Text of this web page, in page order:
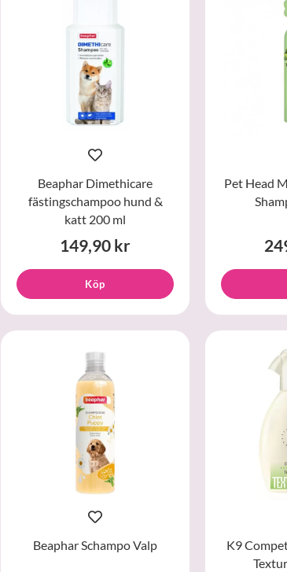
Beaphar Dimethicare
fästingschampoo hund &
katt 200 ml
149,90 kr
Köp
Pet Head
Beaphar Schampo Valp
K9